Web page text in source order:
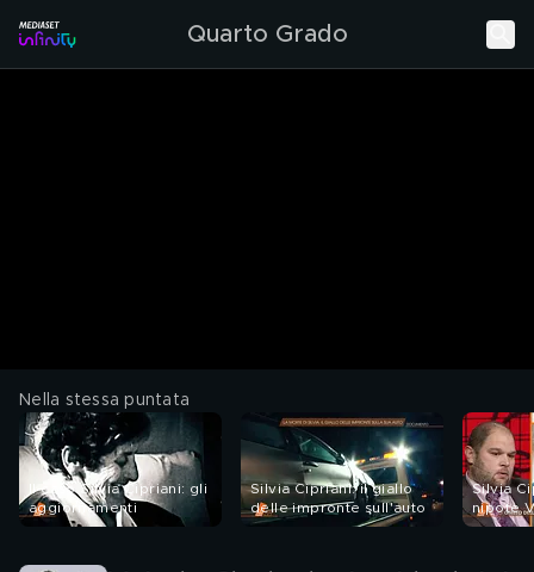
Quarto Grado
Nella stessa puntata
Il caso Silvia Cipriani: gli
aggiornamenti
Silvia Cipriani: il giallo
delle impronte sull'auto
Silvia
nipote